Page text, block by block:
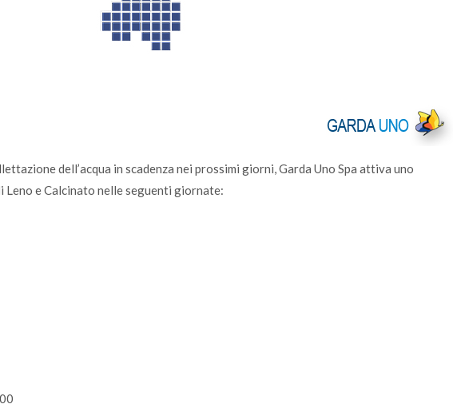
dell’acqua in scadenza nei prossimi giorni, Garda Uno Spa attiva uno
Leno e Calcinato nelle seguenti giornate: